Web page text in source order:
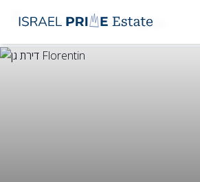
Tel Aviv
דירת גן בFlorentin